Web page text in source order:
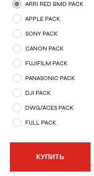
ARRI RED BMD PACK
APPLE PACK
SONY PACK
CANON PACK
FUJIFILM PACK
PANASONIC PACK
DJI PACK
DWG/ACES PACK
FULL PACK
КУПИТЬ